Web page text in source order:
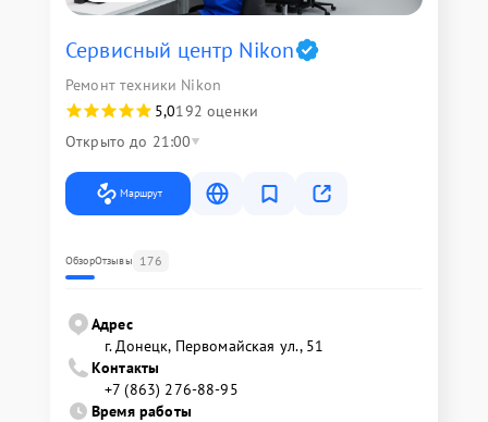
Сервисный центр Nikon
Ремонт техники Nikon
5,0192 оценки
Открыто до 21:00
Маршрут
ОбзорОтзывы 176
Адрес
г. Донецк, Первомайская ул., 51
Контакты
+7 (863) 276-88-95
Время работы